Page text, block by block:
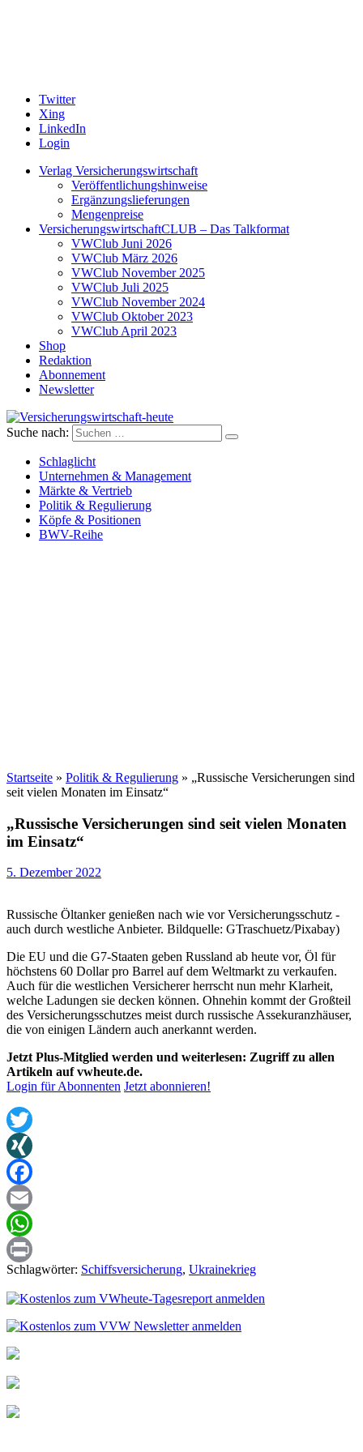
Twitter
Xing
LinkedIn
Login
Verlag Versicherungswirtschaft
Veröffentlichungshinweise
Ergänzungslieferungen
Mengenpreise
VersicherungswirtschaftCLUB – Das Talkformat
VWClub Juni 2026
VWClub März 2026
VWClub November 2025
VWClub Juli 2025
VWClub November 2024
VWClub Oktober 2023
VWClub April 2023
Shop
Redaktion
Abonnement
Newsletter
Versicherungswirtschaft-heute
Suche nach:
Schlaglicht
Unternehmen & Management
Märkte & Vertrieb
Politik & Regulierung
Köpfe & Positionen
BWV-Reihe
Startseite » Politik & Regulierung » „Russische Versicherungen sind
seit vielen Monaten im Einsatz“
„Russische Versicherungen sind seit vielen Monaten
im Einsatz“
5. Dezember 2022
Russische Öltanker genießen nach wie vor Versicherungsschutz -
auch durch westliche Anbieter. Bildquelle: GTraschuetz/Pixabay)
Die EU und die G7-Staaten geben Russland ab heute vor, Öl für
höchstens 60 Dollar pro Barrel auf dem Weltmarkt zu verkaufen.
Auch für die westlichen Versicherer herrscht nun mehr Klarheit,
welche Ladungen sie decken können. Ohnehin kommt der Großteil
des Versicherungsschutzes meist durch russische Assekuranzhäuser,
die von einigen Ländern auch anerkannt werden.
Jetzt Plus-Mitglied werden und weiterlesen: Zugriff zu allen
Artikeln auf vwheute.de.
Login für Abonnenten Jetzt abonnieren!
Twitter
XING
Facebook
Email
WhatsApp
Print
Schlagwörter: Schiffsversicherung, Ukrainekrieg